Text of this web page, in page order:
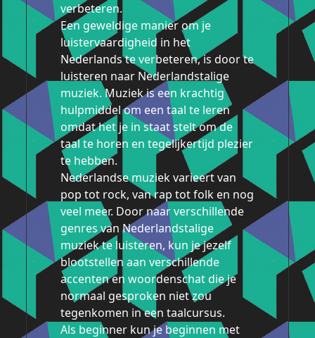
verbeteren.
Een geweldige manier om je
luistervaardigheid in het
Nederlands te verbeteren, is door te
luisteren naar Nederlandstalige
muziek. Muziek is een krachtig
hulpmiddel om een ​​taal te leren
omdat het je in staat stelt om de
taal te horen en tegelijkertijd plezier
te hebben.
Nederlandse muziek varieert van
pop tot rock, van rap tot folk en nog
veel meer. Door naar verschillende
genres van Nederlandstalige
muziek te luisteren, kun je jezelf
blootstellen aan verschillende
accenten en woordenschat die je
normaal gesproken niet zou
tegenkomen in een taalcursus.
Als beginner kun je beginnen met